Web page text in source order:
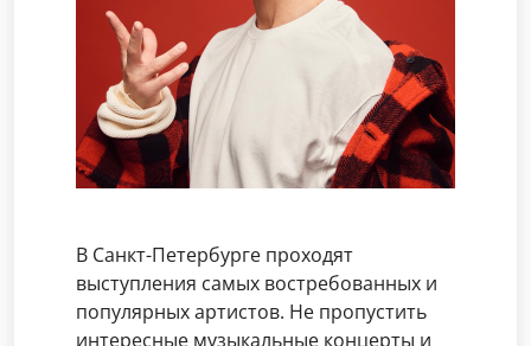
В Санкт-Петербурге проходят
выступления самых востребованных и
популярных артистов. Не пропустить
интересные музыкальные концерты и